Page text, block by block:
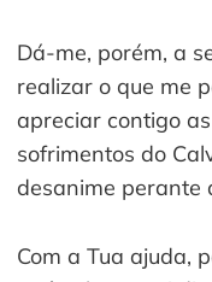
Dá-me, porém, a
realizar o que me
apreciar contigo
sofrimentos do
desanime perante
Com a Tua ajuda,